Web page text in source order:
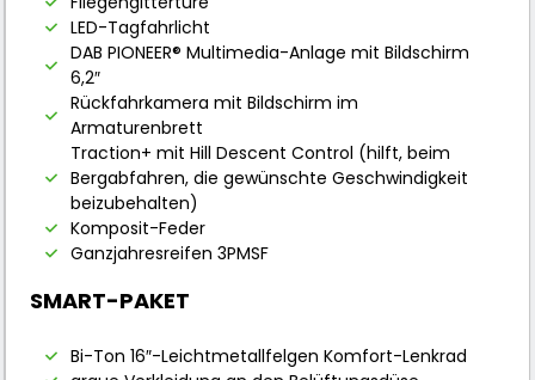
LED-Tagfahrlicht
DAB PIONEER® Multimedia-Anlage mit Bildschirm
6,2″
Rückfahrkamera mit Bildschirm im
Armaturenbrett
Traction+ mit Hill Descent Control (hilft, beim
Bergabfahren, die gewünschte Geschwindigkeit
beizubehalten)
Komposit-Feder
Ganzjahresreifen 3PMSF
SMART-PAKET
Bi-Ton 16″-Leichtmetallfelgen Komfort-Lenkrad